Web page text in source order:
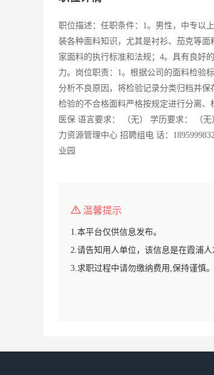
职位描述：任职条件：1。男性，中专以
装各种面料知识，尤其是衬衫、茄克等
家面料的执行标准和法规；4。具有良好
力。岗位职责：1。根据公司的面料检验
分析不良原因，将检验记录分类归档并
检验的不合格面料严格按规定进行分离、
医保 语言要求： （无） 学历要求： （
力资源管理中心 招聘组电 话：
业园
温馨提示
1.本平台仅供信息发布。
2.请告知用人单位，该信息是在霞浦人
3.求职过程中请勿缴纳费用,保持谨慎。